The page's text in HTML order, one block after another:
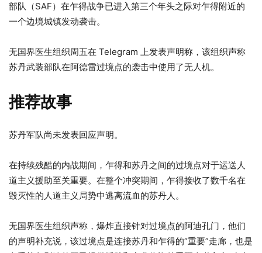
部队（SAF）在乍得战争已进入第三个年头之际对乍得附近的
一个边境城镇发动袭击。
无国界医生组织周五在 Telegram 上发表声明称，该组织声称
苏丹武装部队在阿德雷过境点的袭击中使用了无人机。
推荐故事
4
清
单
列
末
尾
苏丹军队尚未发表回应声明。
在持续残酷的内战期间，乍得和苏丹之间的过境点对于运送人
道主义援助至关重要。在整个冲突期间，乍得接收了数千名在
毁灭性的人道主义局势中逃离流血的苏丹人。
无国界医生组织声称，爆炸直接针对过境点的阿迪孔门，他们
的声明补充说，该过境点是连接苏丹和乍得的“重要”走廊，也是